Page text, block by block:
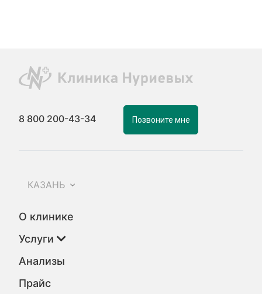
8 800 200-43-34 Позвоните мне
КАЗАНЬ
О клинике
Услуги
Анализы
Прайс